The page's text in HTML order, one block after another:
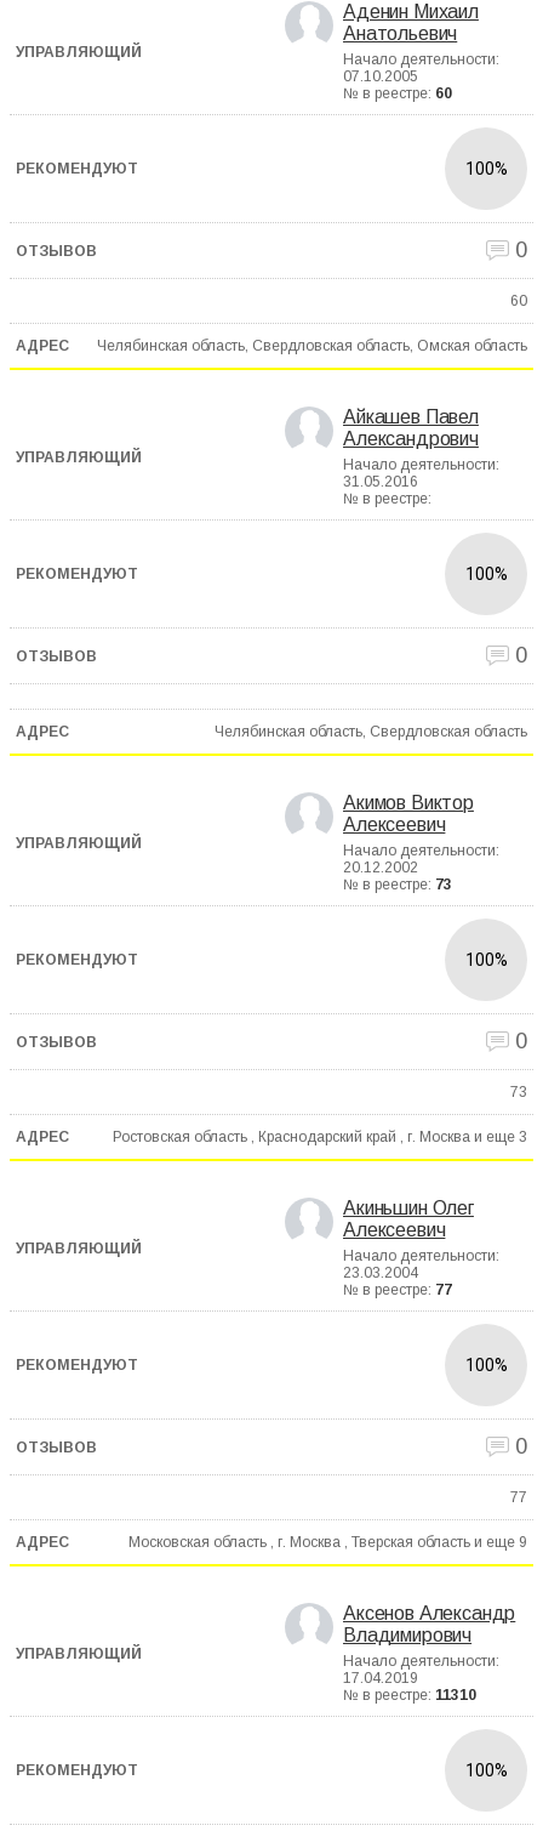
Аденин Михаил
Анатольевич
Начало деятельности:
07.10.2005
№ в реестре: 60
100%
0
60
Челябинская область, Свердловская область, Омская область
Айкашев Павел
Александрович
Начало деятельности:
31.05.2016
№ в реестре:
100%
0
Челябинская область, Свердловская область
Акимов Виктор
Алексеевич
Начало деятельности:
20.12.2002
№ в реестре: 73
100%
0
73
Ростовская область , Краснодарский край , г. Москва и еще 3
Акиньшин Олег
Алексеевич
Начало деятельности:
23.03.2004
№ в реестре: 77
100%
0
77
Московская область , г. Москва , Тверская область и еще 9
Аксенов Александр
Владимирович
Начало деятельности:
17.04.2019
№ в реестре: 11310
100%